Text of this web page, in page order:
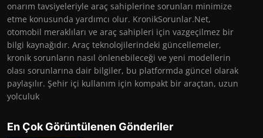
onarım tavsiyeleriyle araç sahiplerine sorunları minimize
etme konusunda yardımcı olur. KronikSorunlar.Net,
otomobil meraklıları ve araç sahipleri için vazgeçilmez bir
bilgi kaynağıdır. Araç teknolojilerindeki güncellemeler,
kronik sorunların nasıl önlenebileceği ve yeni modellerin
olası sorunlarına dair bilgiler, bu platformda güncel olarak
paylaşılır. Şehir içi kullanım için kompakt bir araçtan, uzun
yolculuk
En Çok Görüntülenen Gönderiler